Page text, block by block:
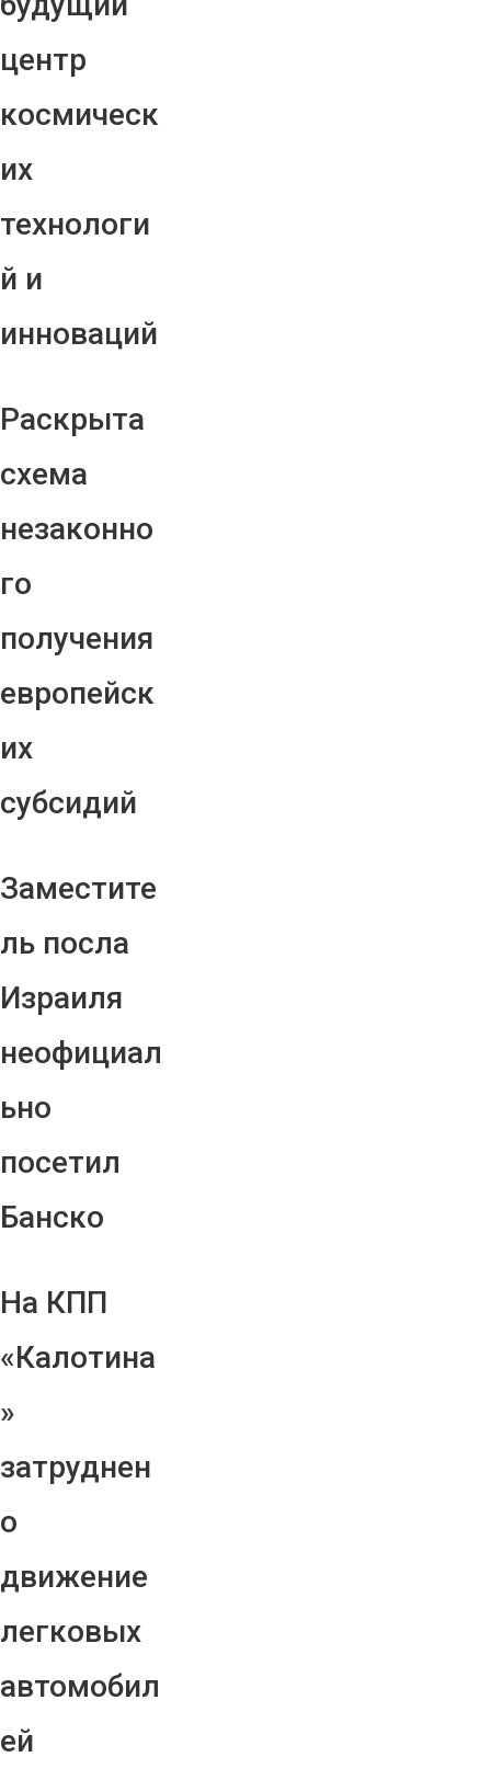
центр
космическ
их
технологи
й и
инноваций
Раскрыта
схема
незаконно
го
получения
европейск
их
субсидий
Заместите
ль посла
Израиля
неофициал
ьно
посетил
Банско
На КПП
«Калотина
»
затруднен
о
движение
легковых
автомобил
ей